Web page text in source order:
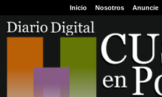
Inicio Nosotros Anuncie